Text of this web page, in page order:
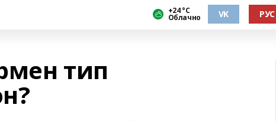
+24 °С
Облачно VK РУС
тип